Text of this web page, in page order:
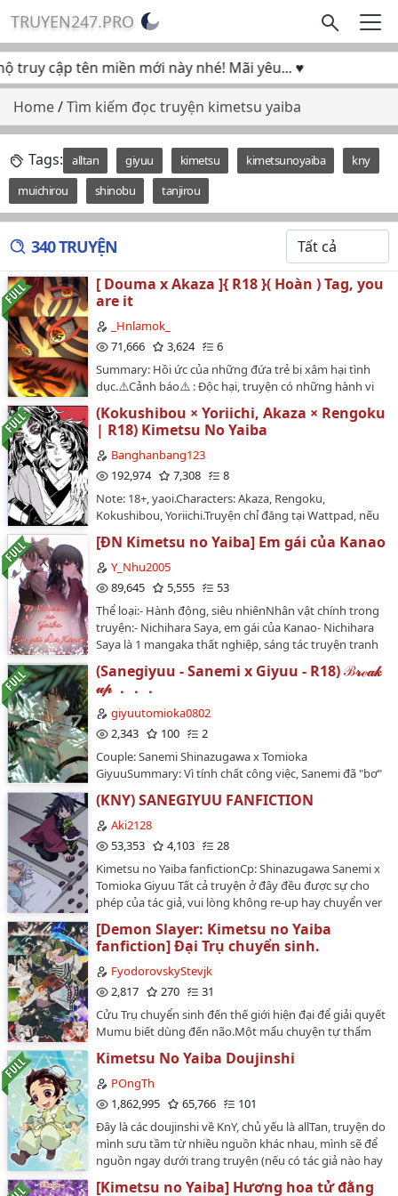
TRUYEN247.PRO
cập tên miền mới này nhé! Mãi yêu... ♥
Home/Tìm kiếm đọc truyện kimetsu yaiba
Tags: alltan giyuu kimetsu kimetsunoyaiba
kny
muichirou
shinobu tanjirou
340 TRUYỆN
[ Douma x Akaza ]{ R18 }( Hoàn ) Tag, you
are it
_Hnlamok_
71,666
3,624
6
Summary: Hồi ức của những đứa trẻ bị xâm hại tình
dục.⚠️Cảnh báo⚠️ : Độc hại, truyện có những hành vi
hành động hay suy nghĩ mà chỉ mang tính chất phản
ánh. Không làm theo dưới mọi hình thức.Cre pic :
Anime Kimetsu no Yaiba 2.3.5.2021 - 13.5.2021Author:
@_Hnlamok_…
(Kokushibou × Yoriichi, Akaza × Rengoku
| R18) Kimetsu No Yaiba
Banghanbang123
192,974
7,308
8
Note: 18+, yaoi.Characters: Akaza, Rengoku,
Kokushibou, Yoriichi.Truyện chỉ đăng tại Wattpad, nếu
bạn đọc ở web khác vui lòng quay lại Wattpad để ủng
hộ tác giả.Vì đam mê couple hiếm nên viết để thẩm du
tinh thần, thế thôi.Start: 4/10/2019.End: Đã tạm ngừng.
…
[ĐN Kimetsu no Yaiba] Em gái của Kanao
Y_Nhu2005
89,645
5,555
53
Thể loại:- Hành động, siêu nhiênNhân vật chính trong
truyện:- Nichihara Saya, em gái của Kanao- Nichihara
Saya là 1 mangaka thất nghiệp, sáng tác truyện tranh
nên cô bị xe đâm chết. Nào ai ngờ rằng cô xuyên vào
bộ anime Kimetsu no Yaiba và là em gái của KanaoLưu
ý: Nhân vật sẽ không bị OOC hoàn toàn. Tính cách
nhân vật gốc sẽ được diễn tả một cách tối đaNếu
(Sanegiyuu - Sanemi x Giyuu - R18) ℬ𝓇ℯ𝒶𝓀
𝓊𝓅 ．．．
giyuutomioka0802
2,343
100
2
Couple: Sanemi Shinazugawa x Tomioka
GiyuuSummary: Vì tính chất công việc, Sanemi đã "bơ"
không nhận ra một vấn đề nghiêm trọng...Warning:
OOC, R18, YAOI,...Oneshot fictionFic này không theo
mạch truyện chính (tức không theo cốt truyện của bộ
trước khi đọc.…
(KNY) SANEGIYUU FANFICTION
Aki2128
53,353
4,103
28
Kimetsu no Yaiba fanfictionCp: Shinazugawa Sanemi x
Tomioka Giyuu Tất cả truyện ở đây đều được sự cho
phép của tác giả, vui lòng không re-up hay chuyển ver
chữ không nên không thể đảm bảo chính xác 100%,
rất mong được mọi người góp ý thêm.Cảm ơn mọi
người đã ủng hộ.°˖✧◝(⁰▿⁰)◜✧˖°°˖✧◝(⁰▿⁰)◜✧˖°
°˖✧◝(⁰▿⁰)◜✧˖°P/s: OTP của tui chưa chắc là OTP của mọi
[Demon Slayer: Kimetsu no Yaiba
fanfiction] Đại Trụ chuyển sinh.
FyodorovskyStevjk
2,817
270
31
Cửu Trụ chuyển sinh đến thế giới hiện đại để giải quyết
Mumu biết dùng đến não.Một mẩu chuyện tự thẩm
cân nhắc kỹ trước khi đọc.🙂…
Kimetsu No Yaiba Doujinshi
POngTh
1,862,995
65,766
101
Đây là các doujinshi về KnY, chủ yếu là allTan, truyện do
mình sưu tầm từ nhiều nguồn khác nhau, mình sẽ để
nguồn ngay dưới trang truyện (nếu có tác giả nào hay
chủ page không đồng ý mình đăng thì mình sẽ xóa
[Kimetsu no Yaiba] Hương hoa tử đằng